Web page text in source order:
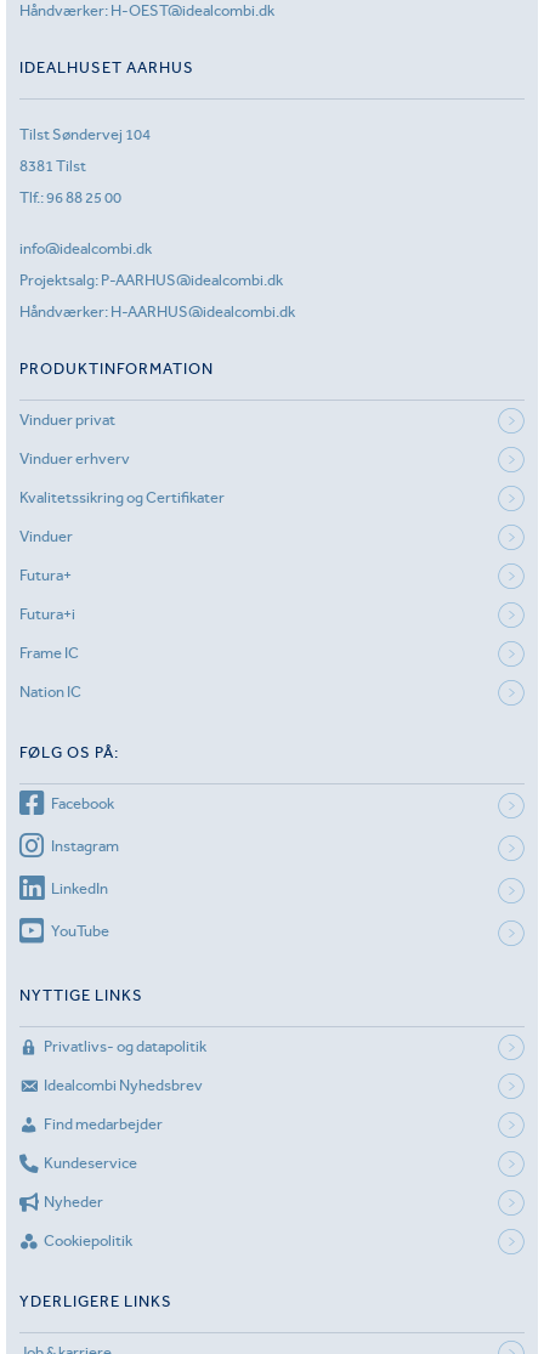
Håndværker: H-OEST@idealcombi.dk
IDEALHUSET AARHUS
Tilst Søndervej 104
8381 Tilst
Tlf.:96 88 25 00
info@idealcombi.dk
Projektsalg: P-AARHUS@idealcombi.dk
Håndværker: H-AARHUS@idealcombi.dk
PRODUKTINFORMATION
Vinduer privat
Vinduer erhverv
Kvalitetssikring og Certifikater
Vinduer
Futura+
Futura+i
Frame IC
Nation IC
FØLG OS PÅ:
Facebook
Instagram
LinkedIn
YouTube
NYTTIGE LINKS
Privatlivs- og datapolitik
Idealcombi Nyhedsbrev
Find medarbejder
Kundeservice
Nyheder
Cookiepolitik
YDERLIGERE LINKS